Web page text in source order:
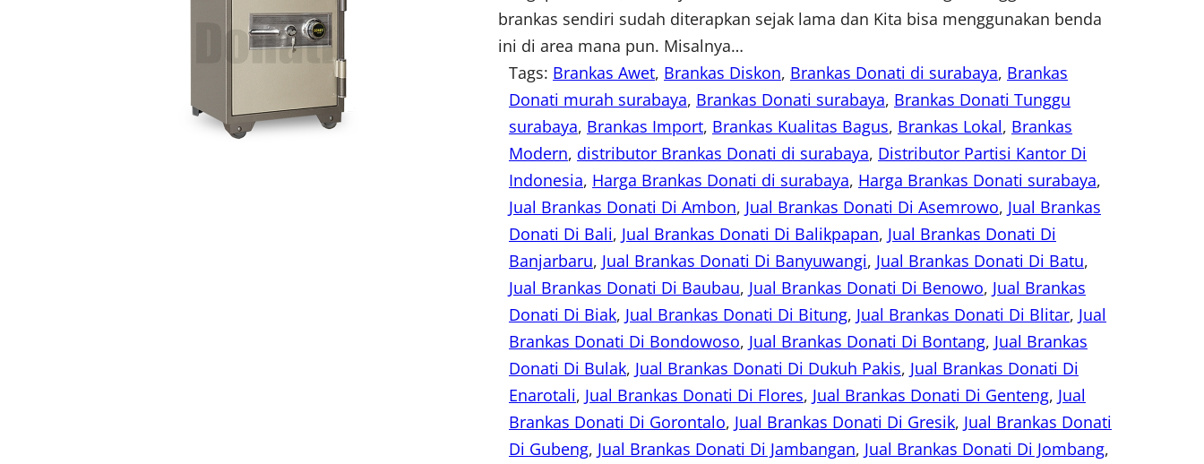
brankas sendiri sudah diterapkan sejak lama dan Kita bisa menggunakan benda
ini di area mana pun. Misalnya…
Tags: Brankas Awet, Brankas Diskon, Brankas Donati di surabaya, Brankas
Donati murah surabaya, Brankas Donati surabaya, Brankas Donati Tunggu
surabaya, Brankas Import, Brankas Kualitas Bagus, Brankas Lokal, Brankas
Modern, distributor Brankas Donati di surabaya, Distributor Partisi Kantor Di
Indonesia, Harga Brankas Donati di surabaya, Harga Brankas Donati surabaya
Jual Brankas Donati Di Ambon, Jual Brankas Donati Di Asemrowo, Jual Brankas
Donati Di Bali, Jual Brankas Donati Di Balikpapan, Jual Brankas Donati Di
Banjarbaru, Jual Brankas Donati Di Banyuwangi, Jual Brankas Donati Di Batu
Jual Brankas Donati Di Baubau, Jual Brankas Donati Di Benowo, Jual Brankas
Donati Di Biak, Jual Brankas Donati Di Bitung, Jual Brankas Donati Di Blitar, Jual
Brankas Donati Di Bondowoso, Jual Brankas Donati Di Bontang, Jual Brankas
Donati Di Bulak, Jual Brankas Donati Di Dukuh Pakis, Jual Brankas Donati Di
Enarotali, Jual Brankas Donati Di Flores, Jual Brankas Donati Di Genteng, Jual
Brankas Donati Di Gorontalo, Jual Brankas Donati Di Gresik, Jual Brankas Donati
Di Gubeng, Jual Brankas Donati Di Jambangan, Jual Brankas Donati Di Jombang